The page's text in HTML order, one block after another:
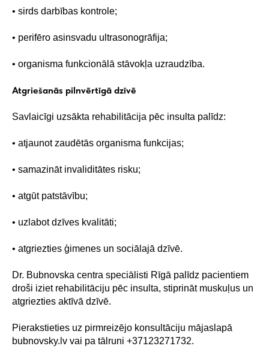
• sirds darbības kontrole;
• perifēro asinsvadu ultrasonogrāfija;
• organisma funkcionālā stāvokļa uzraudzība.
Atgriešanās pilnvērtīgā dzīvē
Savlaicīgi uzsākta rehabilitācija pēc insulta palīdz:
• atjaunot zaudētās organisma funkcijas;
• samazināt invaliditātes risku;
• atgūt patstāvību;
• uzlabot dzīves kvalitāti;
• atgriezties ģimenes un sociālajā dzīvē.
Dr. Bubnovska centra speciālisti Rīgā palīdz pacientiem
droši iziet rehabilitāciju pēc insulta, stiprināt muskuļus un
atgriezties aktīvā dzīvē.
Pierakstieties uz pirmreizējo konsultāciju mājaslapā
bubnovsky.lv vai pa tālruni +37123271732.